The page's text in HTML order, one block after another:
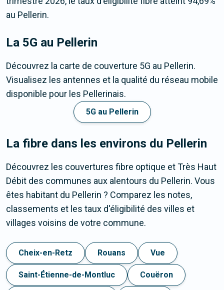
au Pellerin.
La 5G au Pellerin
Découvrez la carte de couverture 5G au Pellerin.
Visualisez les antennes et la qualité du réseau mobile
disponible pour les Pellerinais.
5G au Pellerin
La fibre dans les environs du Pellerin
Découvrez les couvertures fibre optique et Très Haut
Débit des communes aux alentours du Pellerin. Vous
êtes habitant du Pellerin ? Comparez les notes,
classements et les taux d'éligibilité des villes et
villages voisins de votre commune.
Cheix-en-Retz Rouans Vue
Saint-Étienne-de-Montluc Couëron